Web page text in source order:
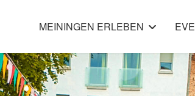
MEININGEN ERLEBEN